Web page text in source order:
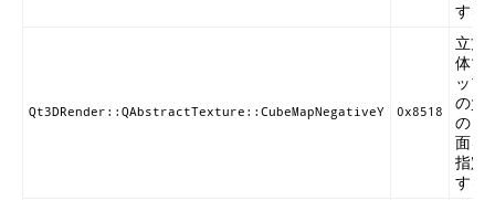
する
Qt3DRender::QAbstractTexture::CubeMapNegativeY 0x8518
立方
体マ
ップ
の負
の Y
面を
指定
する